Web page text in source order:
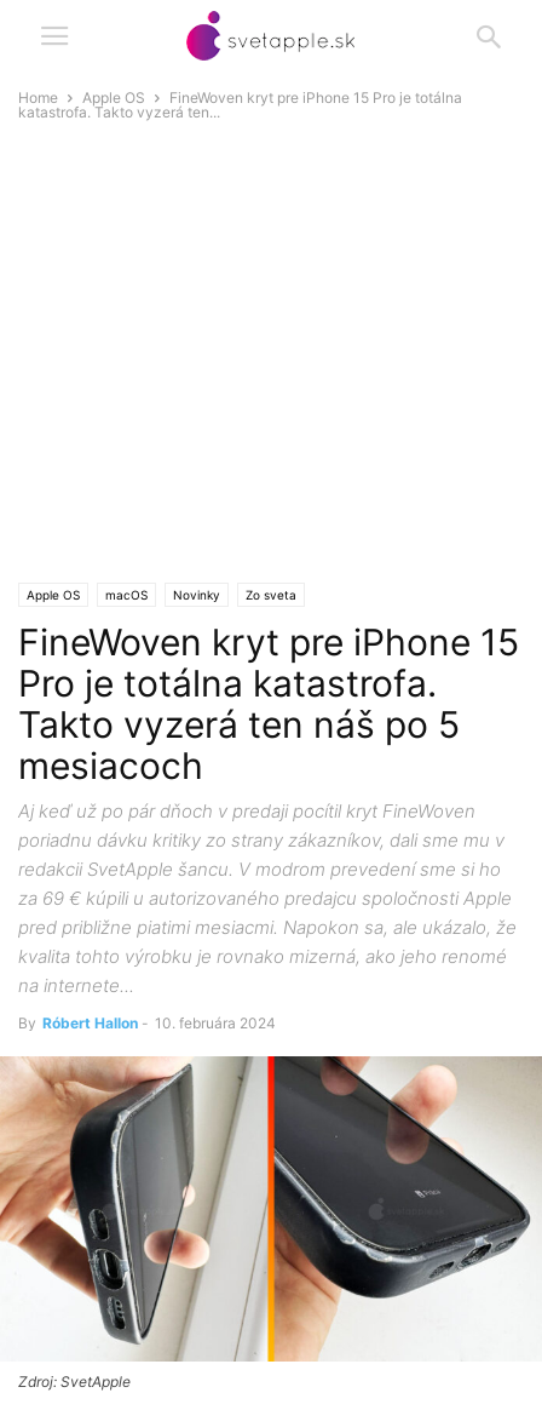
Home Apple OS
FineWoven kryt pre iPhone 15 Pro je totálna
katastrofa. Takto vyzerá ten...
Apple OS macOS Novinky Zo sveta
FineWoven kryt pre iPhone 15
Pro je totálna katastrofa.
Takto vyzerá ten náš po 5
mesiacoch
Aj keď už po pár dňoch v predaji pocítil kryt FineWoven
poriadnu dávku kritiky zo strany zákazníkov, dali sme mu v
redakcii SvetApple šancu. V modrom prevedení sme si ho
za 69 € kúpili u autorizovaného predajcu spoločnosti Apple
pred približne piatimi mesiacmi. Napokon sa, ale ukázalo, že
kvalita tohto výrobku je rovnako mizerná, ako jeho renomé
na internete...
By Róbert Hallon - 10. februára 2024
Zdroj: SvetApple